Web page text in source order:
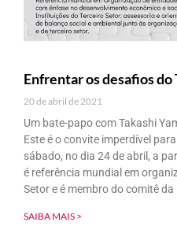
Enfrentar os desafios
20 de abril de 2021
Um bate-papo com Takashi
Este é o convite imperdível
sábado, no dia 24 de abril, a
é referência mundial em
Setor e é membro do comitê da
SAIBA MAIS >